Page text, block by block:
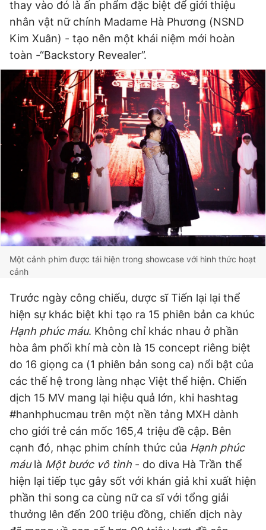
thay vào đó là ấn phẩm đặc biệt để giới thiệu
nhân vật nữ chính Madame Hà Phương (NSND
Kim Xuân) - tạo nên một khái niệm mới hoàn
toàn -“Backstory Revealer”.
Một cảnh phim được tái hiện trong showcase với hình thức hoạt
cảnh
Trước ngày công chiếu, dược sĩ Tiến lại lại thể
hiện sự khác biệt khi tạo ra 15 phiên bản ca khúc
Hạnh phúc máu. Không chỉ khác nhau ở phần
hòa âm phối khí mà còn là 15 concept riêng biệt
do 16 giọng ca (1 phiên bản song ca) nổi bật của
các thế hệ trong làng nhạc Việt thể hiện. Chiến
dịch 15 MV mang lại hiệu quả lớn, khi hashtag
#hanhphucmau trên một nền tảng MXH dành
cho giới trẻ cán mốc 165,4 triệu đề cập. Bên
cạnh đó, nhạc phim chính thức của Hạnh phúc
máulà Một bước vô tình - do diva Hà Trần thể
hiện lại tiếp tục gây sốt với khán giả khi xuất hiện
phần thi song ca cùng nữ ca sĩ với tổng giải
thưởng lên đến 200 triệu đồng, chiến dịch này